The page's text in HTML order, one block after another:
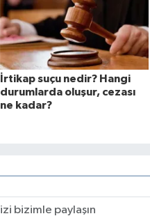
İrtikap suçu nedir? Hangi
durumlarda oluşur, cezası
ne kadar?